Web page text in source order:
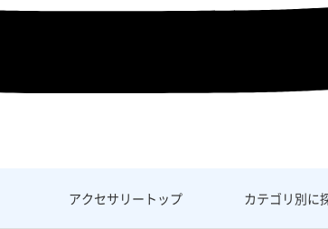
アクセサリー トップ カテゴリ別に